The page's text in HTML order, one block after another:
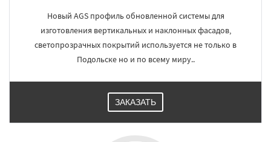
Новый AGS профиль обновленной системы для
изготовления вертикальных и наклонных фасадов,
светопрозрачных покрытий используется не только в
Подольске но и по всему миру..
ЗАКАЗАТЬ